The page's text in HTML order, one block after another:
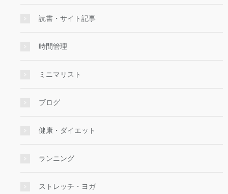
読書・サイト記事
時間管理
ミニマリスト
ブログ
健康・ダイエット
ランニング
ストレッチ・ヨガ